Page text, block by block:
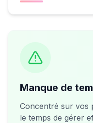
Manque de
Concentré sur vos
le temps de gérer